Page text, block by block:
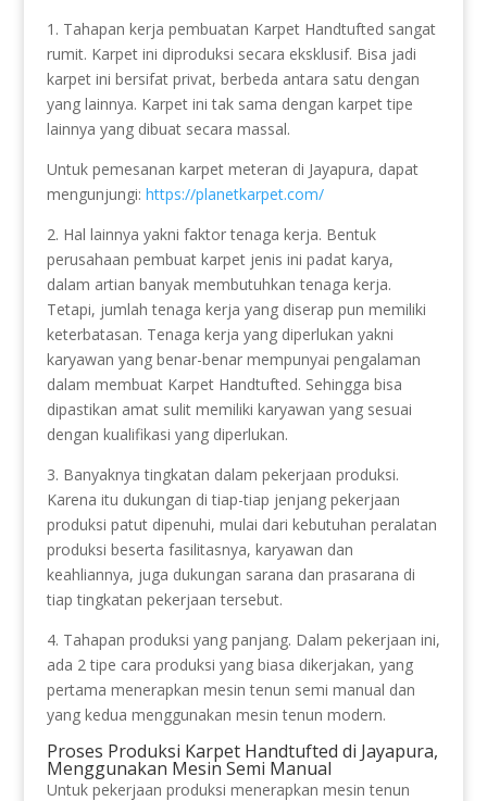
1. Tahapan kerja pembuatan Karpet Handtufted sangat
rumit. Karpet ini diproduksi secara eksklusif. Bisa jadi
karpet ini bersifat privat, berbeda antara satu dengan
yang lainnya. Karpet ini tak sama dengan karpet tipe
lainnya yang dibuat secara massal.
Untuk pemesanan karpet meteran di Jayapura, dapat
mengunjungi: https://planetkarpet.com/
2. Hal lainnya yakni faktor tenaga kerja. Bentuk
perusahaan pembuat karpet jenis ini padat karya,
dalam artian banyak membutuhkan tenaga kerja.
Tetapi, jumlah tenaga kerja yang diserap pun memiliki
keterbatasan. Tenaga kerja yang diperlukan yakni
karyawan yang benar-benar mempunyai pengalaman
dalam membuat Karpet Handtufted. Sehingga bisa
dipastikan amat sulit memiliki karyawan yang sesuai
dengan kualifikasi yang diperlukan.
3. Banyaknya tingkatan dalam pekerjaan produksi.
Karena itu dukungan di tiap-tiap jenjang pekerjaan
produksi patut dipenuhi, mulai dari kebutuhan peralatan
produksi beserta fasilitasnya, karyawan dan
keahliannya, juga dukungan sarana dan prasarana di
tiap tingkatan pekerjaan tersebut.
4. Tahapan produksi yang panjang. Dalam pekerjaan ini,
ada 2 tipe cara produksi yang biasa dikerjakan, yang
pertama menerapkan mesin tenun semi manual dan
yang kedua menggunakan mesin tenun modern.
Proses Produksi Karpet Handtufted di Jayapura,
Menggunakan Mesin Semi Manual
Untuk pekerjaan produksi menerapkan mesin tenun